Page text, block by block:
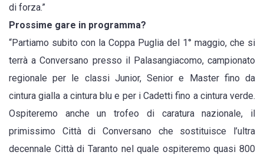
di forza.”
Prossime gare in programma?
“Partiamo subito con la Coppa Puglia del 1° maggio, che si
terrà a Conversano presso il Palasangiacomo, campionato
regionale per le classi Junior, Senior e Master fino da
cintura gialla a cintura blu e per i Cadetti fino a cintura verde.
Ospiteremo anche un trofeo di caratura nazionale, il
primissimo Città di Conversano che sostituisce l’ultra
decennale Città di Taranto nel quale ospiteremo quasi 800